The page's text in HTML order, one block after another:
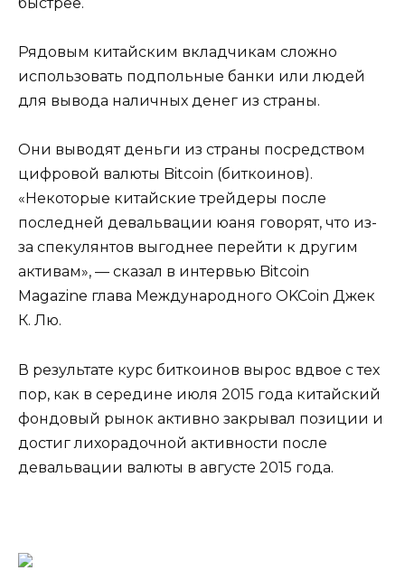
Рядовым китайским вкладчикам сложно
использовать подпольные банки или людей
для вывода наличных денег из страны.
Они выводят деньги из страны посредством
цифровой валюты Bitcoin (биткоинов).
«Некоторые китайские трейдеры после
последней девальвации юаня говорят, что из-
за спекулянтов выгоднее перейти к другим
активам», — сказал в интервью Bitcoin
Magazine глава Международного OKCoin Джек
К. Лю.
В результате курс биткоинов вырос вдвое с тех
пор, как в середине июля 2015 года китайский
фондовый рынок активно закрывал позиции и
достиг лихорадочной активности после
девальвации валюты в августе 2015 года.